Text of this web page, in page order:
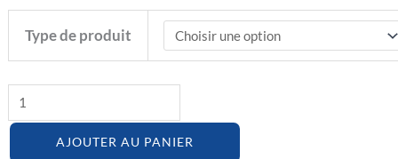
Type de produit
AJOUTER AU PANIER